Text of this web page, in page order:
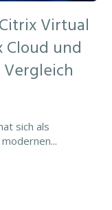
Virtual
Cloud und
sich als